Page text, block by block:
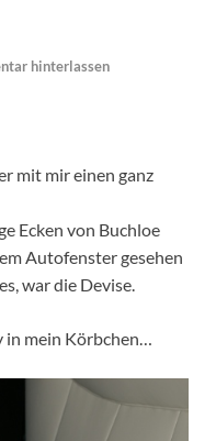
hinterlassen
mit mir einen ganz
Ecken von Buchloe
Autofenster gesehen
war die Devise.
in mein Körbchen…